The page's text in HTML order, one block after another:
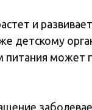
и
детскому
может